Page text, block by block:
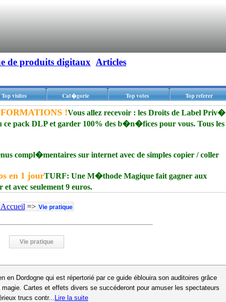
de produits digitaux Articles
Top visites Cat�gorie Top votes Top referer
!Vous allez recevoir : les Droits de Label Priv�
ce pack DLP et garder 100% des b�n�fices pour vous. Tous les
compl�mentaires sur internet avec de simples copier / coller
en 1 jourTURF: Une M�thode Magique fait gagner aux
avec seulement 9 euros.
Accueil => Vie pratique
Vie pratique
en Dordogne qui est répertorié par ce guide éblouira son auditoires grâce
Cartes et effets divers se succéderont pour amuser les spectateurs
trucs contr... Lire la suite